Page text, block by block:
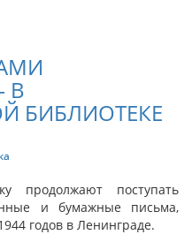
В
БИБЛИОТЕКЕ
продолжают поступать
и бумажные письма,
годов в Ленинграде.